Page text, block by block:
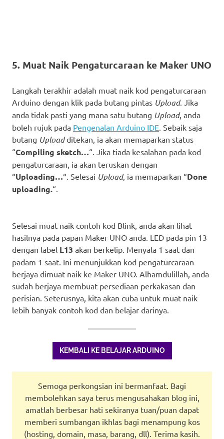
5. Muat Naik Pengaturcaraan ke Maker UNO
Langkah terakhir adalah muat naik kod pengaturcaraan
Arduino dengan klik pada butang pintas Upload. Jika
anda tidak pasti yang mana satu butang Upload, anda
boleh rujuk pada Pengenalan Arduino IDE. Sebaik saja
butang Uploadditekan, ia akan memaparkan status
“Compiling sketch…“. Jika tiada kesalahan pada kod
pengaturcaraan, ia akan teruskan dengan
“Uploading…“. Selesai Upload, ia memaparkan “Done
uploading.“.
Selesai muat naik contoh kod Blink, anda akan lihat
hasilnya pada papan Maker UNO anda. LED pada pin 13
dengan label L13 akan berkelip. Menyala 1 saat dan
padam 1 saat. Ini menunjukkan kod pengaturcaraan
berjaya dimuat naik ke Maker UNO. Alhamdulillah, anda
sudah berjaya membuat persediaan perkakasan dan
perisian. Seterusnya, kita akan cuba untuk muat naik
lebih banyak contoh kod dan belajar darinya.
KEMBALI KE BELAJAR ARDUINO
Semoga perkongsian ini bermanfaat. Bagi
membolehkan saya terus mengusahakan blog ini,
amatlah berbesar hati sekiranya tuan/puan dapat
memberi sumbangan ikhlas bagi menampung kos
(hosting, domain, masa, barang, dll). Terima kasih.